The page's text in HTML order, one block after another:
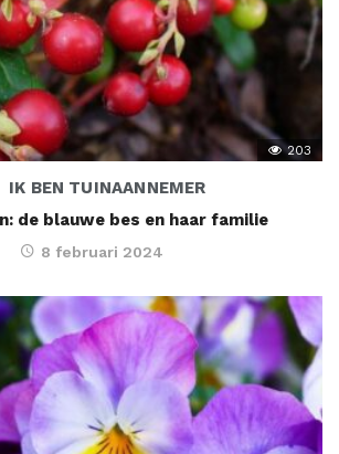
203
IK BEN TUINAANNEMER
de blauwe bes en haar familie
8 februari 2024